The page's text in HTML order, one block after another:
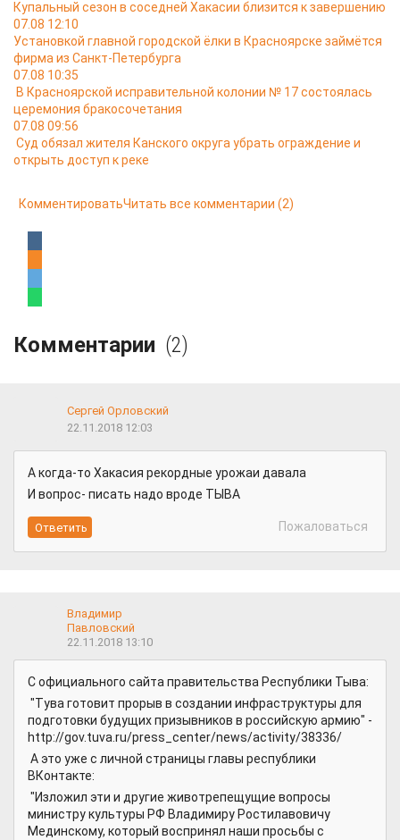
Купальный сезон в соседней Хакасии близится к завершению
07.08 12:10
Установкой главной городской ёлки в Красноярске займётся
фирма из Санкт-Петербурга
07.08 10:35
В Красноярской исправительной колонии № 17 состоялась
церемония бракосочетания
07.08 09:56
Суд обязал жителя Канского округа убрать ограждение и
открыть доступ к реке
КомментироватьЧитать все комментарии (2)
Комментарии (2)
Сергей Орловский
22.11.2018 12:03
А когда-то Хакасия рекордные урожаи давала
И вопрос- писать надо вроде ТЫВА
Пожаловаться
Владимир
Павловский
22.11.2018 13:10
С официального сайта правительства Республики Тыва:
"Тува готовит прорыв в создании инфраструктуры для
подготовки будущих призывников в российскую армию" -
http://gov.tuva.ru/press_center/news/activity/38336/
А это уже с личной страницы главы республики
ВКонтакте:
"Изложил эти и другие животрепещущие вопросы
министру культуры РФ Владимиру Ростилавовичу
Мединскому, который воспринял наши просьбы с